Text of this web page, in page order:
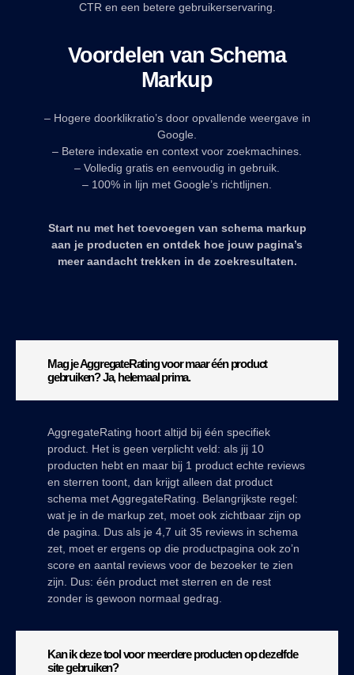
CTR en een betere gebruikerservaring.
Voordelen van Schema
Markup
– Hogere doorklikratio’s door opvallende weergave in
Google.
– Betere indexatie en context voor zoekmachines.
– Volledig gratis en eenvoudig in gebruik.
– 100% in lijn met Google’s richtlijnen.
Start nu met het toevoegen van schema markup
aan je producten en ontdek hoe jouw pagina’s
meer aandacht trekken in de zoekresultaten.
Mag je AggregateRating voor maar één product
gebruiken? Ja, helemaal prima.
AggregateRating hoort altijd bij één specifiek
product. Het is geen verplicht veld: als jij 10
producten hebt en maar bij 1 product echte reviews
en sterren toont, dan krijgt alleen dat product
schema met AggregateRating. Belangrijkste regel:
wat je in de markup zet, moet ook zichtbaar zijn op
de pagina. Dus als je 4,7 uit 35 reviews in schema
zet, moet er ergens op die productpagina ook zo’n
score en aantal reviews voor de bezoeker te zien
zijn. Dus: één product met sterren en de rest
zonder is gewoon normaal gedrag.
Kan ik deze tool voor meerdere producten op dezelfde
site gebruiken?